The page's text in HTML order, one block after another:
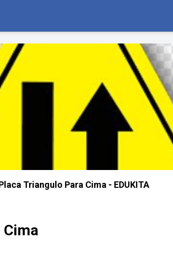
Triangulo Para Cima - EDUKITA